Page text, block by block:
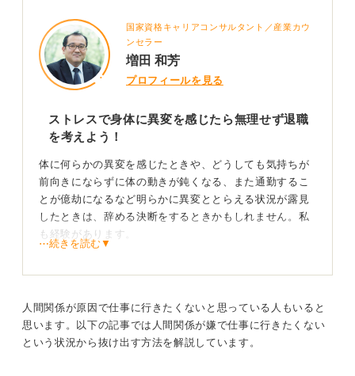
いまでは「逃げていいんだ」ということがわかったとい
うのは、私の人生のなかでの良かった話だと思っていま
す。
まずは自己理解を深め受け止めてくれる企業を探そ
「メンタルが……」というと、やはり「うちにきてもそ
うなっちゃうかな」と思われてしまうかもしれません。
難しいですがまずは自分の考え方の癖を知る、自己理解
を深めてから次の仕事の面接にいくというほうがいいの
くらい普通と思う人もいます。
自分はこういうふうに感じやすいんだなということを、
国家資格キャリアコンサルタント／産業カウ
ンセラー
増田 和芳
プロフィールを見る
ストレスで身体に異変を感じたら無理せず退職
を考えよう！
体に何らかの異変を感じたときや、どうしても気持ちが
前向きにならずに体の動きが鈍くなる、また通勤するこ
とが億劫になるなど明らかに異変ととらえる状況が露見
したときは、辞める決断をするときかもしれません。私
も経験があります。
異変を感じたらまずは身の回りの相談できる人に相談し
その相談で解決できるのであればとどまれば良いし、そ
れでも無理であれば次に向かうべきです。
⋯続きを読む▼
人間関係が原因で仕事に行きたくないと思っている人もいると
思います。以下の記事では人間関係が嫌で仕事に行きたくない
という状況から抜け出す方法を解説しています。